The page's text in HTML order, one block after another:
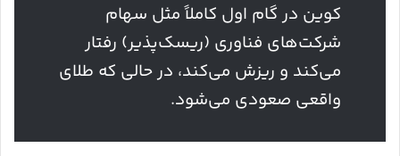
کوین در گام اول کاملاً مثل سهام
شرکت‌های فناوری (ریسک‌پذیر) رفتار
می‌کند و ریزش می‌کند، در حالی که طلای
واقعی صعودی می‌شود.